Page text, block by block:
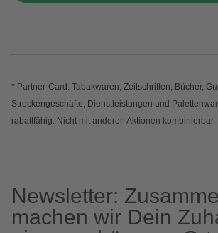
* Partner-Card: Tabakwaren, Zeitschriften, Bücher,
Streckengeschäfte, Dienstleistungen und
rabattfähig. Nicht mit anderen Aktionen kombinierbar.
Newsletter:
machen wir Dein